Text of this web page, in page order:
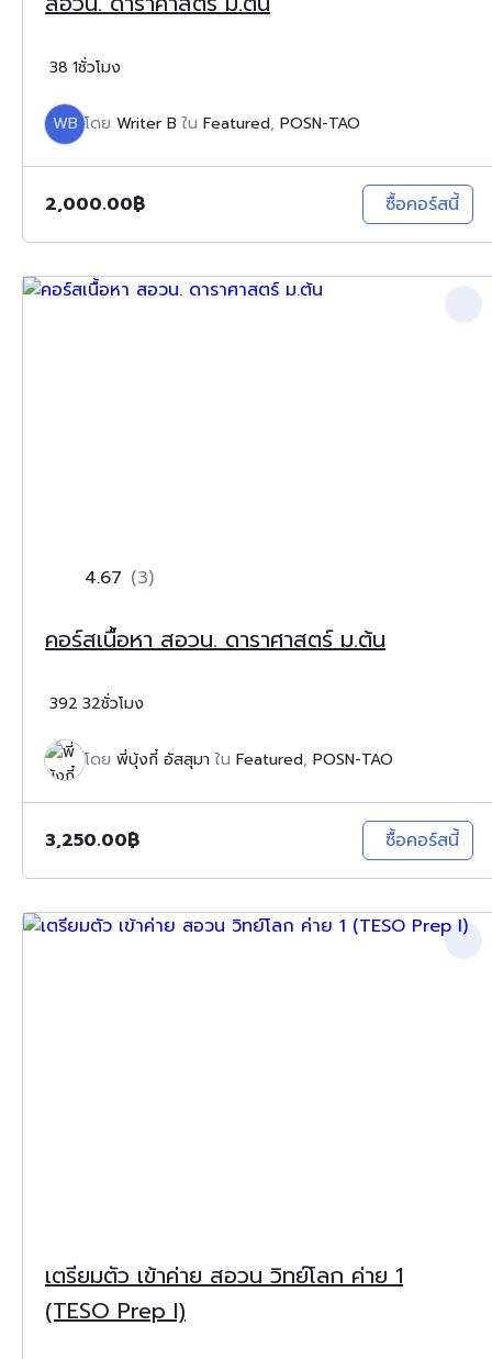
38 1ชั่วโมง
WB โดย Writer B ใน Featured, POSN-TAO
2,000.00฿ ซื้อคอร์สนี้
4.67 (3)
คอร์สเนื้อหา สอวน. ดาราศาสตร์ ม.ต้น
392 32ชั่วโมง
โดย พี่บุ้งกี๋ อัสสุมาใน Featured, POSN-TAO
3,250.00฿ ซื้อคอร์สนี้
เตรียมตัว เข้าค่าย สอวน วิทย์โลก ค่าย 1
(TESO Prep I)